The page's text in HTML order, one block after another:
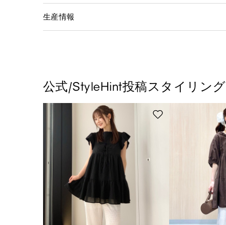
生産情報
公式/StyleHint投稿スタイリング